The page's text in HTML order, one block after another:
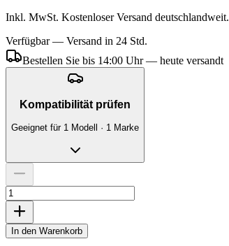
Inkl. MwSt. Kostenloser Versand deutschlandweit.
Verfügbar — Versand in 24 Std.
Bestellen Sie bis 14:00 Uhr — heute versandt
Kompatibilität prüfen
Geeignet für 1 Modell · 1 Marke
In den Warenkorb